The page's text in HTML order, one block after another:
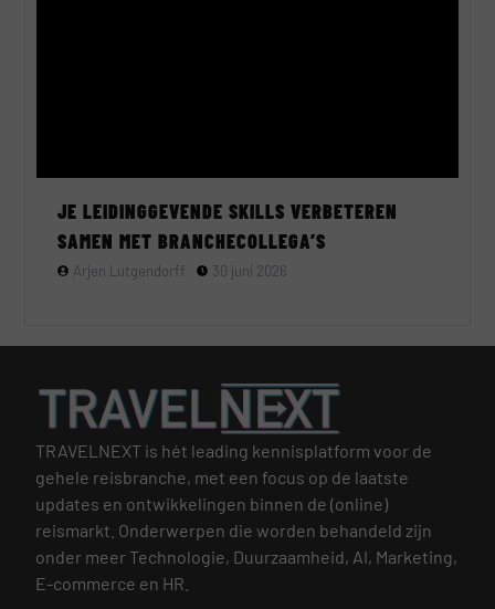
JE LEIDINGGEVENDE SKILLS VERBETEREN
SAMEN MET BRANCHECOLLEGA’S
Arjen Lutgendorff 30 juni 2026
TRAVELNEXT is hét leading kennisplatform voor de
gehele reisbranche, met een focus op de laatste
updates en ontwikkelingen binnen de (online)
reismarkt. Onderwerpen die worden behandeld zijn
onder meer Technologie, Duurzaamheid, AI, Marketing,
E-commerce en HR.